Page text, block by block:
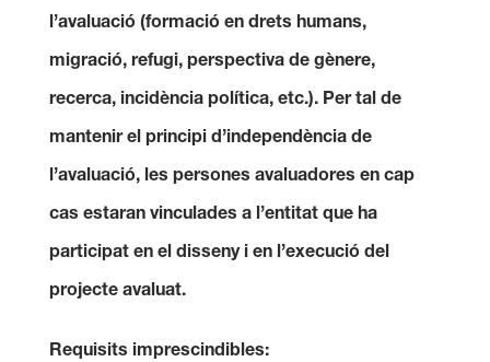
l’avaluació (formació en drets humans,
migració, refugi, perspectiva de gènere,
recerca, incidència política, etc.). Per tal de
mantenir el principi d’independència de
l’avaluació, les persones avaluadores en cap
cas estaran vinculades a l’entitat que ha
participat en el disseny i en l’execució del
projecte avaluat.
Requisits imprescindibles: